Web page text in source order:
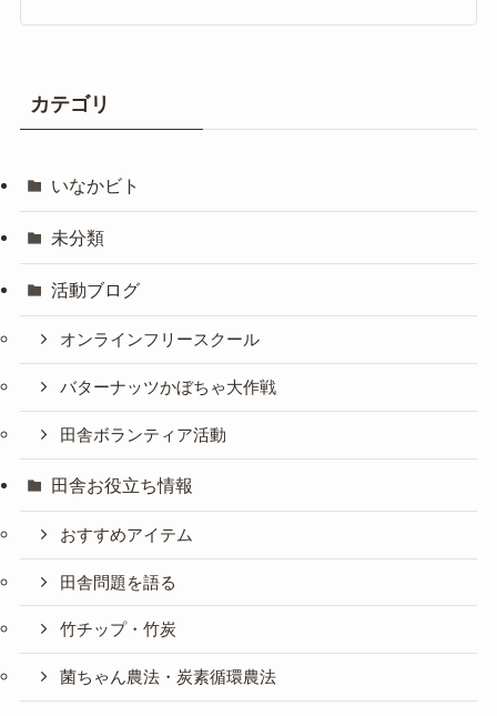
カテゴリ
いなかビト
未分類
活動ブログ
オンラインフリースクール
バターナッツかぼちゃ大作戦
田舎ボランティア活動
田舎お役立ち情報
おすすめアイテム
田舎問題を語る
竹チップ・竹炭
菌ちゃん農法・炭素循環農法